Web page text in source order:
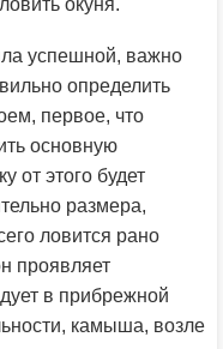
окуня.
успешной, важно
определить
первое, что
основную
от этого будет
размера,
ловится рано
проявляет
в прибрежной
камыша, возле